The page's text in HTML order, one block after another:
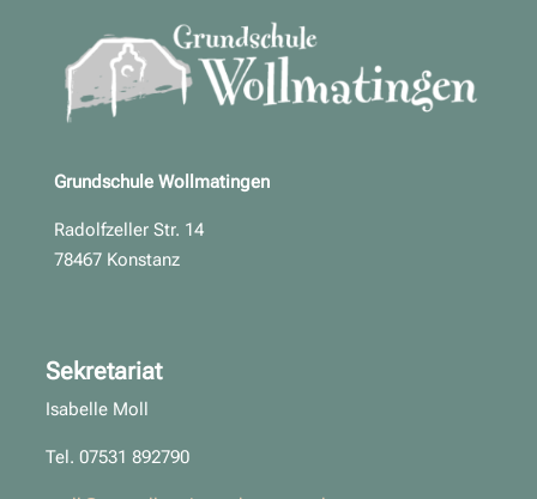
Grundschule Wollmatingen
Radolfzeller Str. 14
78467 Konstanz
Sekretariat
Isabelle Moll
Tel. 07531 892790